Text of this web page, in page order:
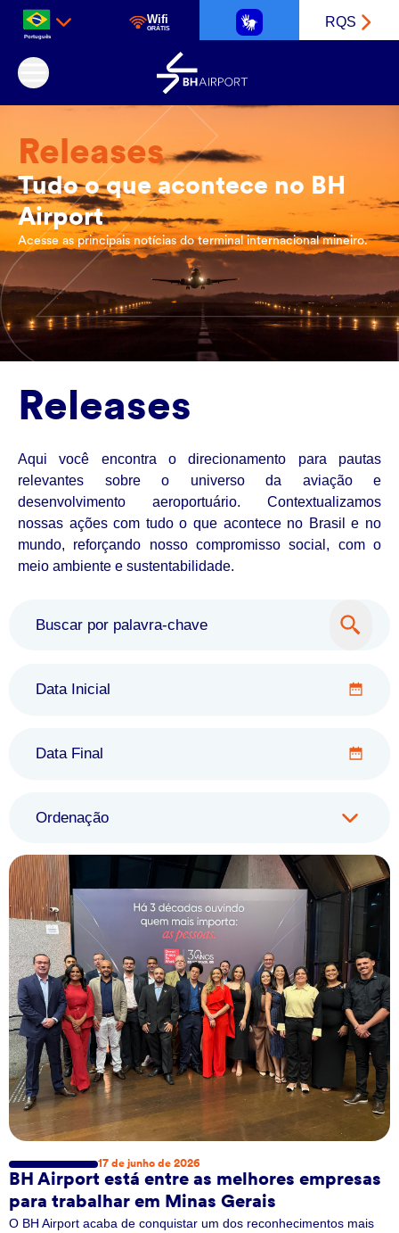
Português
Wifi
GRÁTIS RQS
Aeroporto Internacional de Belo Horizonte
Releases
Tudo o que acontece no BH
Airport
Acesse as principais notícias do terminal internacional mineiro.
Releases
Aqui você encontra o direcionamento para pautas
relevantes sobre o universo da aviação e
desenvolvimento aeroportuário. Contextualizamos
nossas ações com tudo o que acontece no Brasil e no
mundo, reforçando nosso compromisso social, com o
meio ambiente e sustentabilidade.
Data Inicial
Data Final
Ordenação
17 de junho de 2026
BH Airport está entre as melhores empresas
para trabalhar em Minas Gerais
O BH Airport acaba de conquistar um dos reconhecimentos mais